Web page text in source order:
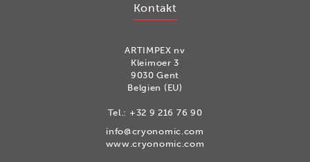
Kontakt
ARTIMPEX nv
Kleimoer 3
9030 Gent
Belgien (EU)
Tel.: +32 9 216 76 90
info@cryonomic.com
www.cryonomic.com